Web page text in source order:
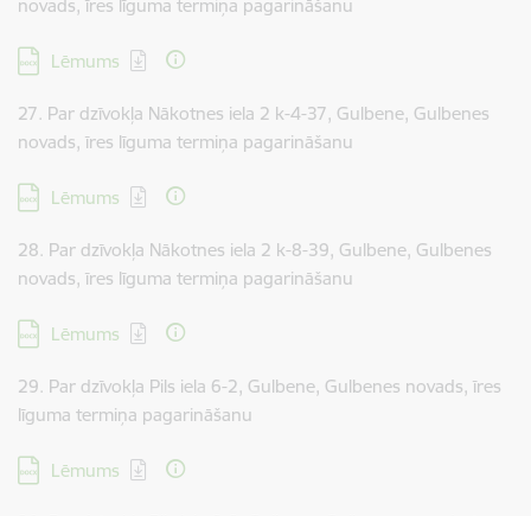
novads, īres līguma termiņa pagarināšanu
Lejupielādēt:
Lēmums
27. Par dzīvokļa Nākotnes iela 2 k-4-37, Gulbene, Gulbenes
novads, īres līguma termiņa pagarināšanu
Lejupielādēt:
Lēmums
28. Par dzīvokļa Nākotnes iela 2 k-8-39, Gulbene, Gulbenes
novads, īres līguma termiņa pagarināšanu
Lejupielādēt:
Lēmums
29. Par dzīvokļa Pils iela 6-2, Gulbene, Gulbenes novads, īres
līguma termiņa pagarināšanu
Lejupielādēt:
Lēmums